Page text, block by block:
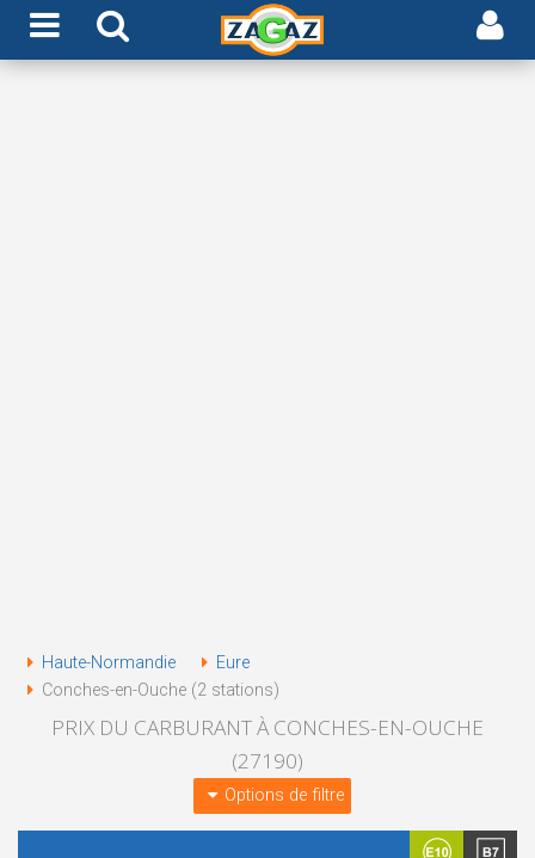
Haute-Normandie
Eure
Conches-en-Ouche (2 stations)
PRIX DU CARBURANT À CONCHES-EN-OUCHE
(27190)
Options de filtre